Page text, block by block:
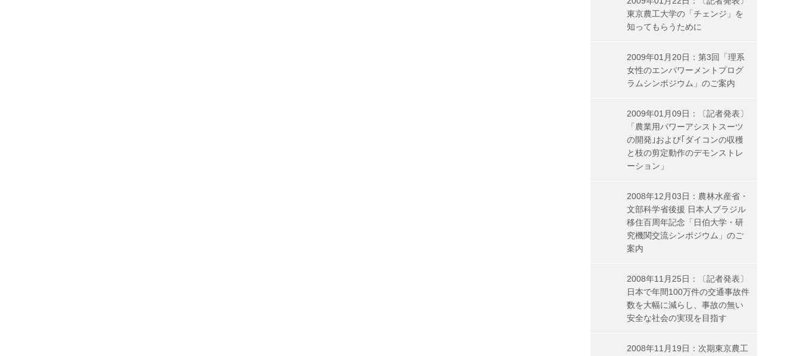
東京農工大学の「チェンジ」を
知ってもらうために
2009年01月20日：第3回「理系
女性のエンパワーメントプログ
ラムシンポジウム」のご案内
2009年01月09日：〔記者発表〕
「農業用パワーアシストスーツ
の開発｣および｢ダイコンの収穫
と枝の剪定動作のデモンストレ
ーション」
2008年12月03日：農林水産省・
文部科学省後援 日本人ブラジル
移住百周年記念「日伯大学・研
究機関交流シンポジウム」のご
案内
2008年11月25日：〔記者発表〕
日本で年間100万件の交通事故件
数を大幅に減らし、事故の無い
安全な社会の実現を目指す
2008年11月19日：次期東京農工